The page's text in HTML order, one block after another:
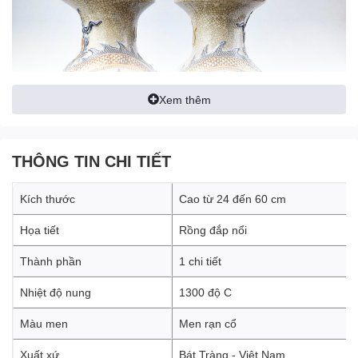
Họa tiết rồng nổi trên lộc bình có ý
nghĩa gì?
Lọ lộc bình có họa tiết rồng nổi,
một biểu tượng quan trọng trong
văn hóa Á Đông, đặc biệt là trong văn hóa Việt Nam. Con rồng
Xem thêm
THÔNG TIN CHI TIẾT
Kích thước Cao từ 24 đến 60 cm
Họa tiết Rồng đắp nổi
Thành phần 1 chi tiết
Nhiệt độ nung 1300 độ C
Màu men Men rạn cổ
Xuất xứ Bát Tràng - Việt Nam